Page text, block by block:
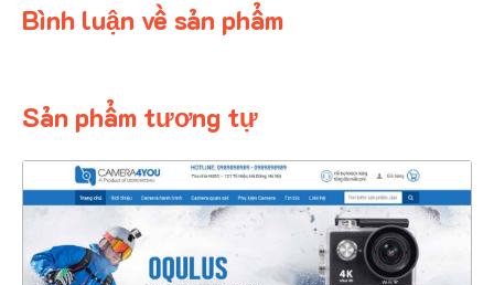
Bình luận về sản phẩm
Sản phẩm tương tự